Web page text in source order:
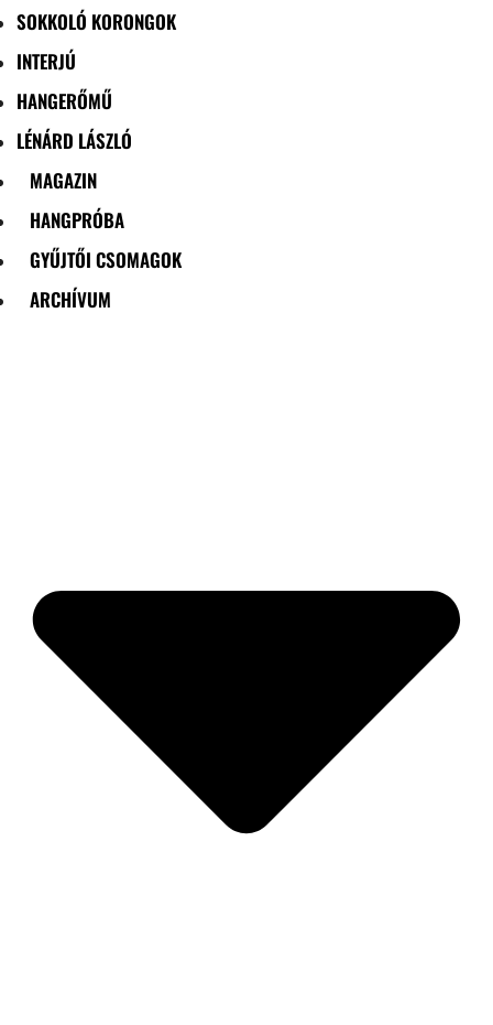
SOKKOLÓ KORONGOK
INTERJÚ
HANGERŐMŰ
LÉNÁRD LÁSZLÓ
MAGAZIN
HANGPRÓBA
GYŰJTŐI CSOMAGOK
ARCHÍVUM